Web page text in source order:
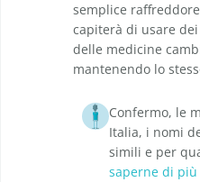
semplice
capiterà di usare
delle medicine
mantenendo lo
Confermo, le
Italia, i nomi
simili e per
saperne di più